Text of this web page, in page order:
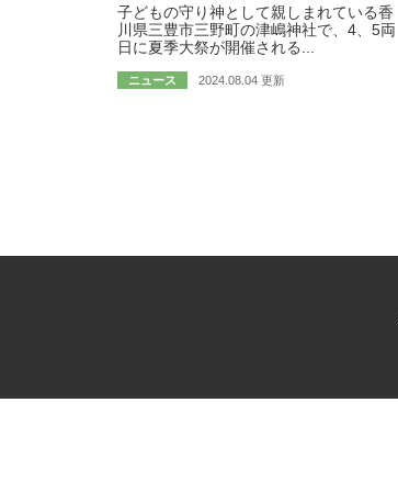
子どもの守り神として親しまれている香
川県三豊市三野町の津嶋神社で、4、5両
日に夏季大祭が開催される...
ニュース 2024.08.04 更新